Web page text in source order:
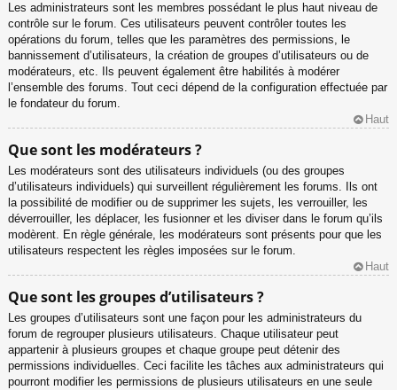
Les administrateurs sont les membres possédant le plus haut niveau de
contrôle sur le forum. Ces utilisateurs peuvent contrôler toutes les
opérations du forum, telles que les paramètres des permissions, le
bannissement d’utilisateurs, la création de groupes d’utilisateurs ou de
modérateurs, etc. Ils peuvent également être habilités à modérer
l’ensemble des forums. Tout ceci dépend de la configuration effectuée par
le fondateur du forum.
Haut
Que sont les modérateurs ?
Les modérateurs sont des utilisateurs individuels (ou des groupes
d’utilisateurs individuels) qui surveillent régulièrement les forums. Ils ont
la possibilité de modifier ou de supprimer les sujets, les verrouiller, les
déverrouiller, les déplacer, les fusionner et les diviser dans le forum qu’ils
modèrent. En règle générale, les modérateurs sont présents pour que les
utilisateurs respectent les règles imposées sur le forum.
Haut
Que sont les groupes d’utilisateurs ?
Les groupes d’utilisateurs sont une façon pour les administrateurs du
forum de regrouper plusieurs utilisateurs. Chaque utilisateur peut
appartenir à plusieurs groupes et chaque groupe peut détenir des
permissions individuelles. Ceci facilite les tâches aux administrateurs qui
pourront modifier les permissions de plusieurs utilisateurs en une seule